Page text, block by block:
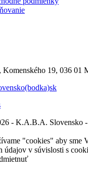
19, 036 01
- K.A.B.A. Slovensko -
"cookies" aby
údajov v súvislosti s